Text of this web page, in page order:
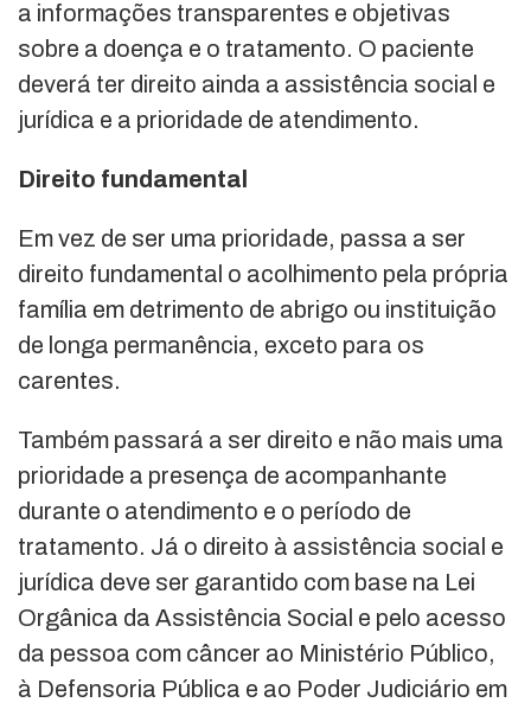
a informações transparentes e objetivas
sobre a doença e o tratamento. O paciente
deverá ter direito ainda a assistência social e
jurídica e a prioridade de atendimento.
Direito fundamental
Em vez de ser uma prioridade, passa a ser
direito fundamental o acolhimento pela própria
família em detrimento de abrigo ou instituição
de longa permanência, exceto para os
carentes.
Também passará a ser direito e não mais uma
prioridade a presença de acompanhante
durante o atendimento e o período de
tratamento. Já o direito à assistência social e
jurídica deve ser garantido com base na Lei
Orgânica da Assistência Social e pelo acesso
da pessoa com câncer ao Ministério Público,
à Defensoria Pública e ao Poder Judiciário em